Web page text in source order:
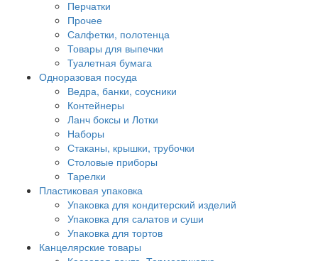
Перчатки
Прочее
Салфетки, полотенца
Товары для выпечки
Туалетная бумага
Одноразовая посуда
Ведра, банки, соусники
Контейнеры
Ланч боксы и Лотки
Наборы
Стаканы, крышки, трубочки
Столовые приборы
Тарелки
Пластиковая упаковка
Упаковка для кондитерский изделий
Упаковка для салатов и суши
Упаковка для тортов
Канцелярские товары